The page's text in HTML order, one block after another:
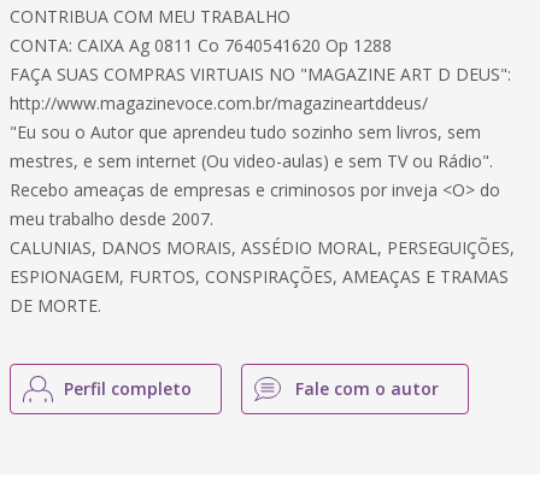
CONTRIBUA COM MEU TRABALHO
CONTA: CAIXA Ag 0811 Co 7640541620 Op 1288
FAÇA SUAS COMPRAS VIRTUAIS NO "MAGAZINE ART D DEUS":
http://www.magazinevoce.com.br/magazineartddeus/
"Eu sou o Autor que aprendeu tudo sozinho sem livros, sem
mestres, e sem internet (Ou video-aulas) e sem TV ou Rádio".
Recebo ameaças de empresas e criminosos por inveja <O> do
meu trabalho desde 2007.
CALUNIAS, DANOS MORAIS, ASSÉDIO MORAL, PERSEGUIÇÕES,
ESPIONAGEM, FURTOS, CONSPIRAÇÕES, AMEAÇAS E TRAMAS
DE MORTE.
Perfil completo Fale com o autor